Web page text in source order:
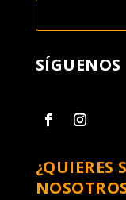
SÍGUENOS
¿QUIERES